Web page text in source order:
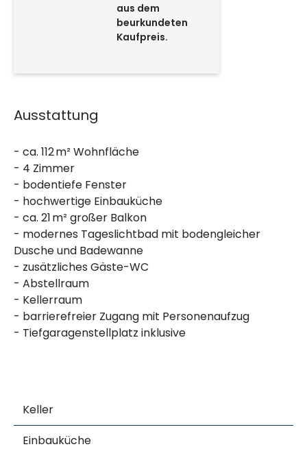
aus dem
beurkundeten
Kaufpreis.
Ausstattung
- ca. 112 m² Wohnfläche
- 4 Zimmer
- bodentiefe Fenster
- hochwertige Einbauküche
- ca. 21 m² großer Balkon
- modernes Tageslichtbad mit bodengleicher
Dusche und Badewanne
- zusätzliches Gäste-WC
- Abstellraum
- Kellerraum
- barrierefreier Zugang mit Personenaufzug
- Tiefgaragenstellplatz inklusive
Keller
Einbauküche